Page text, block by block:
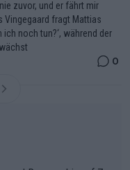
zuvor, und er fährt mir
Vingegaard fragt Mattias
ich noch tun?‘, während der
0